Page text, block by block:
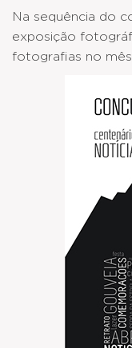
Na sequência do
exposição
fotografias no